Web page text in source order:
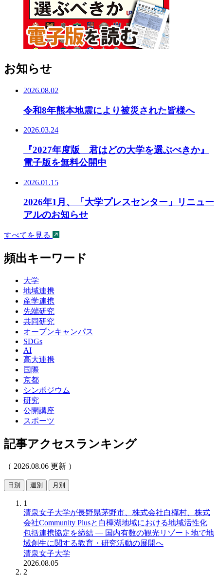
お知らせ
2026.08.02
令和8年熊本地震により被災された皆様へ
2026.03.24
『2027年度版 君はどの大学を選ぶべきか』
電子版を無料公開中
2026.01.15
2026年1月、「大学プレスセンター」リニュー
アルのお知らせ
すべてを見る
頻出キーワード
大学
地域連携
産学連携
先端研究
共同研究
オープンキャンパス
SDGs
AI
高大連携
国際
京都
シンポジウム
研究
公開講座
スポーツ
記事アクセスランキング
（ 2026.08.06 更新 ）
日別 週別 月別
1
清泉女子大学が長野県茅野市、株式会社白樺村、株式
会社Community Plusと白樺湖地域における地域活性化
包括連携協定を締結 ― 国内有数の観光リゾート地で地
域創生に関する教育・研究活動の展開へ
清泉女子大学
2026.08.05
2